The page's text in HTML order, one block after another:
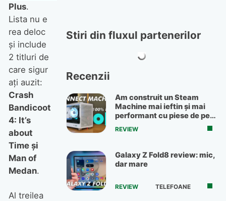
Plus.
Lista nu e
rea deloc
şi include
2 titluri de
care sigur
aţi auzit:
Crash
Bandicoot
4: It’s
about
Time şi
Man of
Medan.
Al treilea
Stiri din fluxul partenerilor
Recenzii
Am construit un Steam
Machine mai ieftin și mai
performant cu piese de pe
OLX
REVIEW
Galaxy Z Fold8 review: mic,
dar mare
REVIEW TELEFOANE